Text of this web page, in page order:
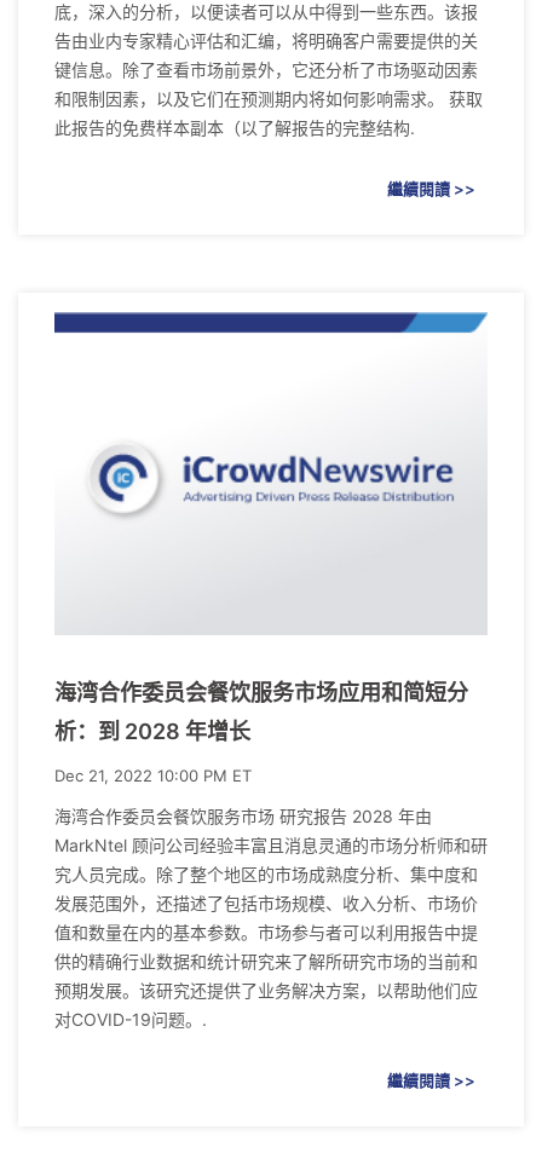
底，深入的分析，以便读者可以从中得到一些东西。该报
告由业内专家精心评估和汇编，将明确客户需要提供的关
键信息。除了查看市场前景外，它还分析了市场驱动因素
和限制因素，以及它们在预测期内将如何影响需求。 获取
此报告的免费样本副本（以了解报告的完整结构.
繼續閱讀 >>
海湾合作委员会餐饮服务市场应用和简短分
析：到 2028 年增长
Dec 21, 2022 10:00 PM ET
海湾合作委员会餐饮服务市场 研究报告 2028 年由
MarkNtel 顾问公司经验丰富且消息灵通的市场分析师和研
究人员完成。除了整个地区的市场成熟度分析、集中度和
发展范围外，还描述了包括市场规模、收入分析、市场价
值和数量在内的基本参数。市场参与者可以利用报告中提
供的精确行业数据和统计研究来了解所研究市场的当前和
预期发展。该研究还提供了业务解决方案，以帮助他们应
对COVID-19问题。.
繼續閱讀 >>